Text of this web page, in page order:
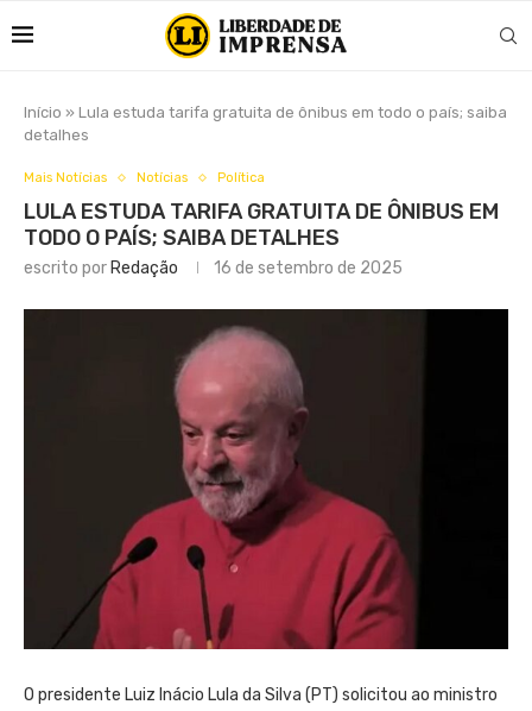
Início » Lula estuda tarifa gratuita de ônibus em todo o país; saiba
detalhes
Mais Notícias Notícias Política
LULA ESTUDA TARIFA GRATUITA DE ÔNIBUS EM
TODO O PAÍS; SAIBA DETALHES
escrito por Redação 16 de setembro de 2025
O presidente Luiz Inácio Lula da Silva (PT) solicitou ao ministro